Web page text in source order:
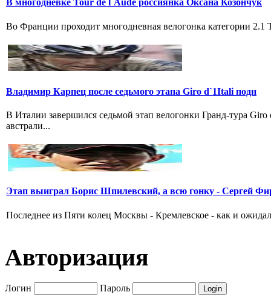
В многодневке Tour de l`Aude россиянка Оксана Козончук
Во Франции проходит многодневная велогонка категории
Владимир Карпец после седьмого этапа Giro d`1Itali подн
В Италии завершился седьмой этап велогонки Гранд-тура
австрали...
Этап выиграл Борис Шпилевский, а всю гонку - Сергей
Последнее из Пяти колец Москвы - Кремлевское - как и
Авторизация
Логин Пароль